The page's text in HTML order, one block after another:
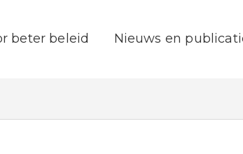
beter beleid Nieuws en